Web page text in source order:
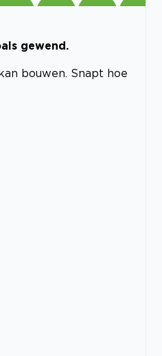
gewend.
bouwen. Snapt hoe